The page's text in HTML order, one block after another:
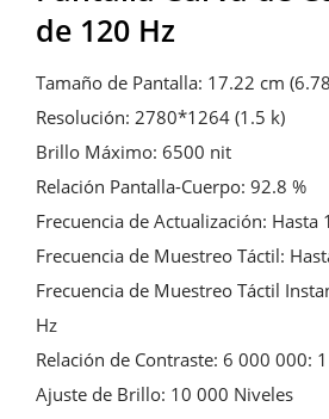
de 120 Hz
Tamaño de Pantalla: 17.22 cm
Resolución: 2780*1264 (1.5 k)
Brillo Máximo: 6500 nit
Relación Pantalla-Cuerpo: 92.8 %
Frecuencia de Actualización: Hasta
Frecuencia de Muestreo Táctil:
Frecuencia de Muestreo Táctil
Hz
Relación de Contraste: 6 000 000: 1
Ajuste de Brillo: 10 000 Niveles